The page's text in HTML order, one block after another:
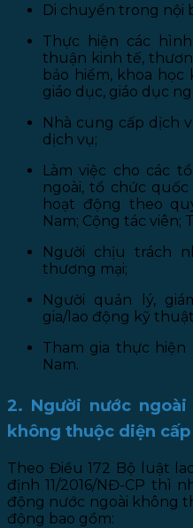
Di chuyển trong nội
Thực hiện các
thuận kinh tế,
bảo hiểm, khoa
giáo dục, giáo dục
Nhà cung cấp dịch
dịch vụ;
Làm việc cho các
ngoài, tổ chức
hoạt động theo
Nam; Cộng tác viên;
Người chịu trách
thương mại;
Người quản lý,
gia/lao động kỹ
Tham gia thực hiện
Nam.
2. Người nước
không thuộc diện
Theo Điều 172 Bộ luật
định 11/2016/NĐ-CP thì
động nước ngoài không
động bao gồm: